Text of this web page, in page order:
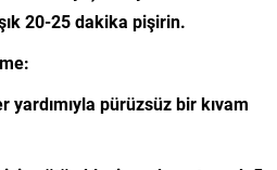
20-25 dakika pişirin.
pürüzsüz bir kıvam